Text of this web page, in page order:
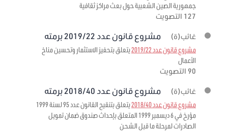
جمهورية الصين الشعبية حول بعث مراكز ثقافية
127 التصويت
غائب(ة) مشروع قانون عدد 2019/22 برمته
مشروع قانون عدد 2019/22
يتعلق بتحفيز الاستثمار وتحسين مناخ
الأعمال
90 التصويت
غائب(ة) مشروع قانون عدد 2018/40 برمته
مشروع قانون عدد 2018/40
يتعلق بتنقيح القانون عدد 95 لسنة 1999
مؤرخ في 6 ديسمبر 1999 المتعلق بإحداث صندوق ضمان تمويل
الصادرات لمرحلة ما قبل الشحن